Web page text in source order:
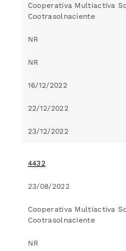
Cooperativa Multiactiva
Cootrasolnaciente
NR
NR
16/12/2022
22/12/2022
23/12/2022
4432
23/08/2022
Cooperativa Multiactiva
Cootrasolnaciente
NR